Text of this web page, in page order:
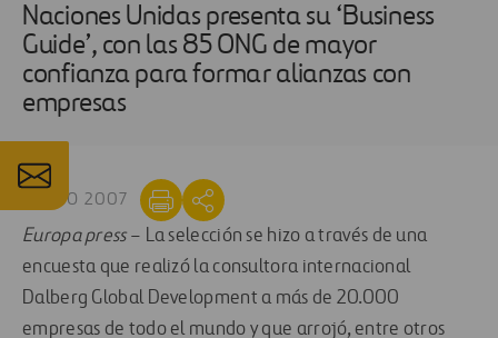
Naciones Unidas presenta su ‘Business
Guide’, con las 85 ONG de mayor
confianza para formar alianzas con
empresas
13 AGO 2007
Europa press– La selección se hizo a través de una
encuesta que realizó la consultora internacional
Dalberg Global Development a más de 20.000
empresas de todo el mundo y que arrojó, entre otros